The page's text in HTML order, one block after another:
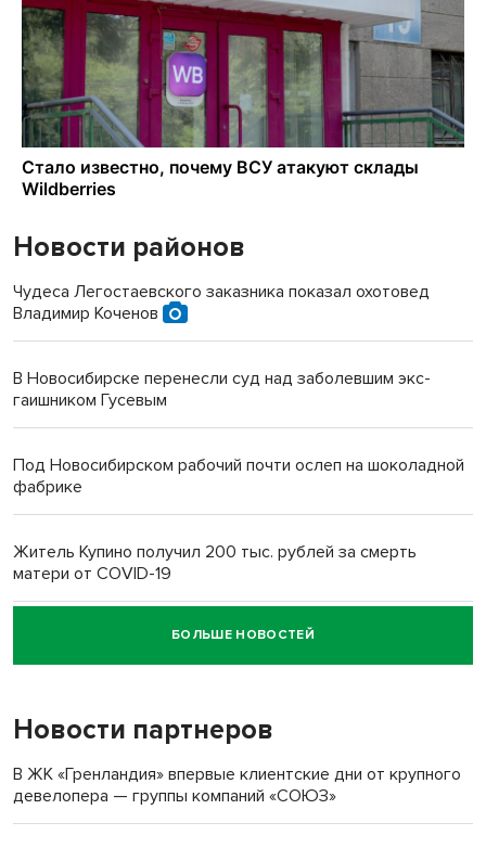
Новости районов
Чудеса Легостаевского заказника показал охотовед
Владимир Коченов
В Новосибирске перенесли суд над заболевшим экс-
гаишником Гусевым
Под Новосибирском рабочий почти ослеп на шоколадной
фабрике
Житель Купино получил 200 тыс. рублей за смерть
матери от COVID-19
Новосибирский суд наказал водителя за смерть
пенсионерки на вокзале
«Мы живём на пастбище!»: в новосибирском селе лошади
терроризируют жителей
Инвалид получил условный срок за избиение врачей
БОЛЬШЕ НОВОСТЕЙ
Новости партнеров
В ЖК «Гренландия» впервые клиентские дни от крупного
девелопера — группы компаний «СОЮЗ»